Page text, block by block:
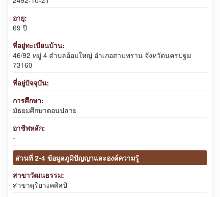
อายุ:
69 ปี
ที่อยู่ทะเบียนบ้าน:
46/92 หมู่ 4 ตำบลอ้อมใหญ่ อำเภอสามพราน จังหวัดนครปฐม
73160
ที่อยู่ปัจจุบัน:
การศึกษา:
มัธยมศึกษาตอนปลาย
อาชีพหลัก:
-
ส่วนที่ 2-4 ข้อมูลภูมิปัญญาและองค์ความรู้
สาขาวัฒนธรรม:
สาขาดุริยางคศิลป์